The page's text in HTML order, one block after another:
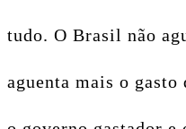
tudo. O Brasil não
aguenta mais o gasto